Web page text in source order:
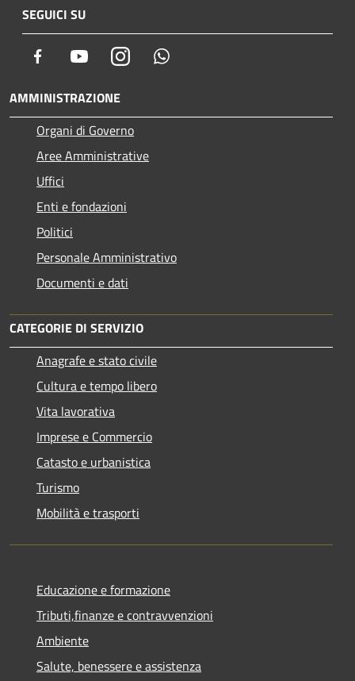
SEGUICI SU
Facebook YoutubeInstagram
AMMINISTRAZIONE
Organi di Governo
Aree Amministrative
Uffici
Enti e fondazioni
Politici
Personale Amministrativo
Documenti e dati
CATEGORIE DI SERVIZIO
Anagrafe e stato civile
Cultura e tempo libero
Vita lavorativa
Imprese e Commercio
Catasto e urbanistica
Turismo
Mobilità e trasporti
Educazione e formazione
Tributi,finanze e contravvenzioni
Ambiente
Salute, benessere e assistenza